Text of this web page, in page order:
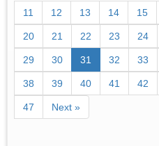
11 12 13 14 15
20 21 22 23 24
29 30 31 32 33
38 39 40 41 42
47 Next »